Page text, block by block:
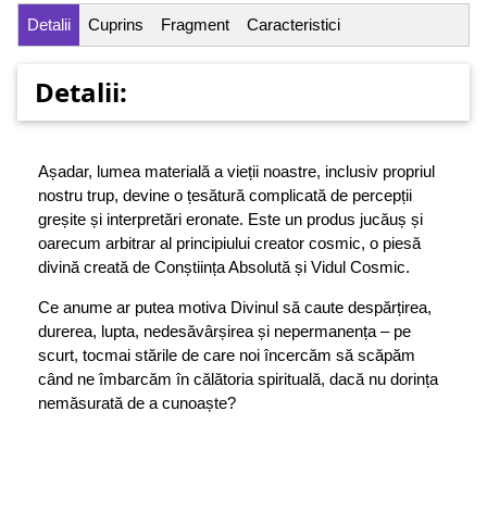
Detalii Cuprins Fragment Caracteristici
Detalii:
Așadar, lumea materială a vieții noastre, inclusiv propriul
nostru trup, devine o țesătură complicată de percepții
greșite și interpretări eronate. Este un produs jucăuș și
oarecum arbitrar al principiului creator cosmic, o piesă
divină creată de Conștiința Absolută și Vidul Cosmic.
Ce anume ar putea motiva Divinul să caute despărțirea,
durerea, lupta, nedesăvârșirea și nepermanența – pe
scurt, tocmai stările de care noi încercăm să scăpăm
când ne îmbarcăm în călătoria spirituală, dacă nu dorința
nemăsurată de a cunoaște?